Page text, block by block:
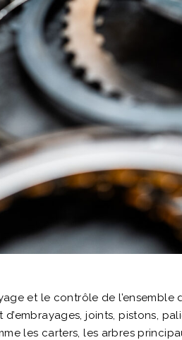
et le contrôle de
d’embrayages, joints, pistons,
les carters, les arbres